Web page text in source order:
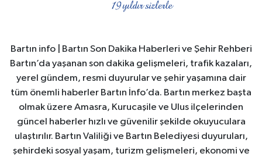
Bartın info | Bartın Son Dakika Haberleri ve Şehir Rehberi
Bartın’da yaşanan son dakika gelişmeleri, trafik kazaları,
yerel gündem, resmi duyurular ve şehir yaşamına dair
tüm önemli haberler Bartın İnfo’da. Bartın merkez başta
olmak üzere Amasra, Kurucaşile ve Ulus ilçelerinden
güncel haberler hızlı ve güvenilir şekilde okuyuculara
ulaştırılır. Bartın Valiliği ve Bartın Belediyesi duyuruları,
şehirdeki sosyal yaşam, turizm gelişmeleri, ekonomi ve